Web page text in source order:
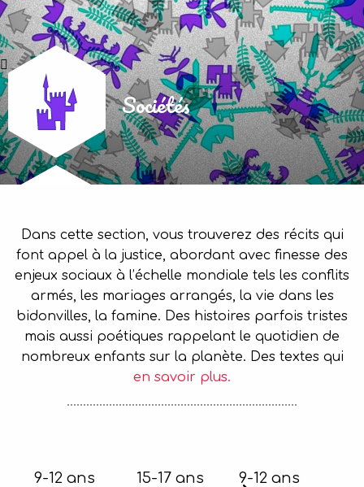
Sociétés
Dans cette section, vous trouverez des récits qui
font appel à la justice, abordant avec finesse des
enjeux sociaux à l’échelle mondiale tels les conflits
armés, les mariages arrangés, la vie dans les
bidonvilles, la famine. Des histoires parfois tristes
mais aussi poétiques rappelant le quotidien de
nombreux enfants sur la planète. Des textes qui
en savoir plus.
9-12 ans 15-17 ans 9-12 ans